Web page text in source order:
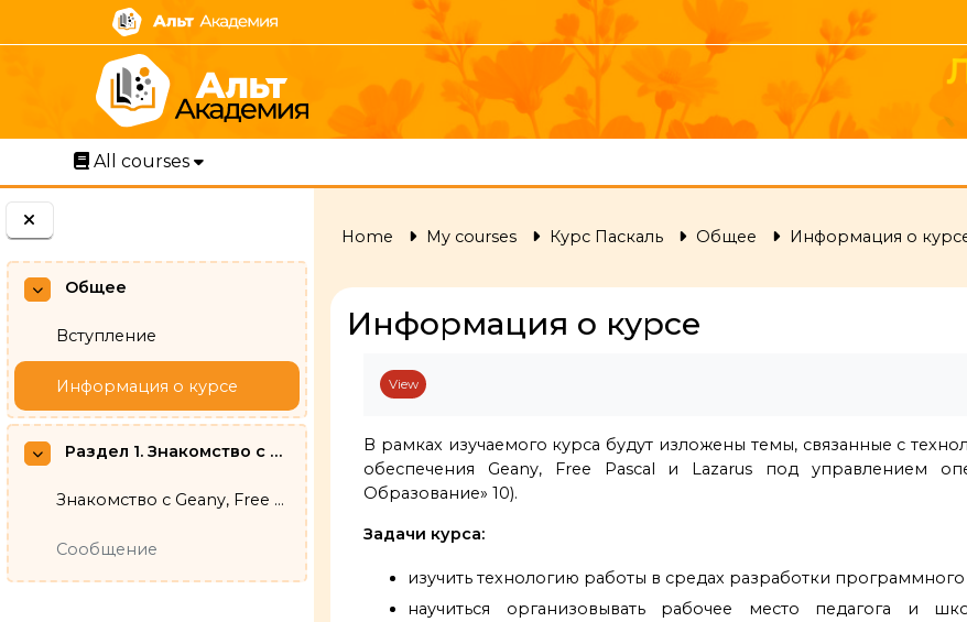
Skip to main content
Collapse
Общее
Вступление
Информация о курсе
Collapse
Раздел 1. Знакомство с Geany, Free Pascal и Lazarus
Знакомство с Geany, Free Pascal и Lazarus
Сообщение
All courses
Home My courses Курс Паскаль Общее Информация о
Информация о курсе
View
В рамках изучаемого курса будут изложены темы, связанные с
обеспечения Geany, Free Pascal и Lazarus под управлением
Образование» 10).
Задачи курса:
изучить технологию работы в средах разработки программного
научиться организовывать рабочее место педагога и